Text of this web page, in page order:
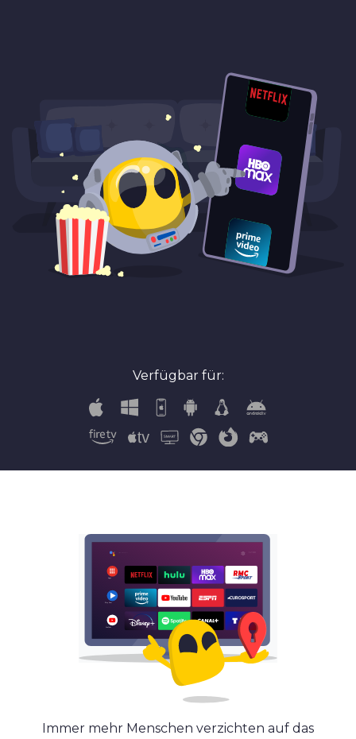
Verfügbar für:
Immer mehr Menschen verzichten auf das